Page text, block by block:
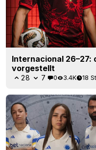
Internacional 26–27:
vorgestellt
28 7 0 3.4K 18